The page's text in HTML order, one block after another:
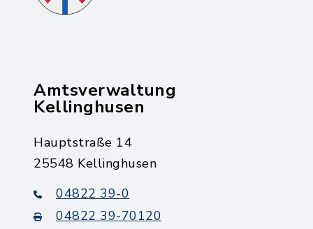
Amtsverwaltung
Kellinghusen
Hauptstraße 14
25548 Kellinghusen
04822 39-0
04822 39-70120